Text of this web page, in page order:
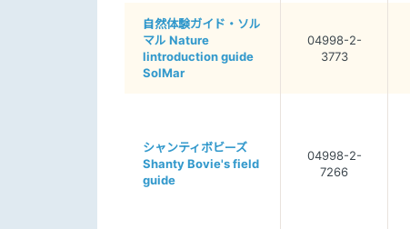
自然体験ガイド・ソル
マル Nature
lintroduction guide
SolMar
04998-2-
3773
シャンティボビーズ
Shanty Bovie's field
guide
04998-2-
7266